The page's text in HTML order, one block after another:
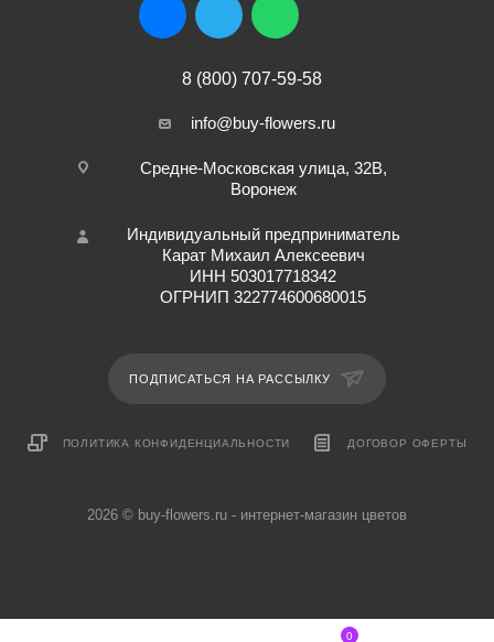
8 (800) 707-59-58
info@buy-flowers.ru
Средне-Московская улица, 32В,
Воронеж
Индивидуальный предприниматель
Карат Михаил Алексеевич
ИНН 503017718342
ОГРНИП 322774600680015
ПОДПИСАТЬСЯ НА РАССЫЛКУ
ПОЛИТИКА КОНФИДЕНЦИАЛЬНОСТИ ДОГОВОР ОФЕРТЫ
2026 © buy-flowers.ru - интернет-магазин цветов
0